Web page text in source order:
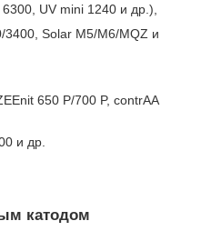
UV mini 1240 и др.),
3400, Solar M5/M6/MQZ и
650 P/700 P, contrAA
и др.
катодом